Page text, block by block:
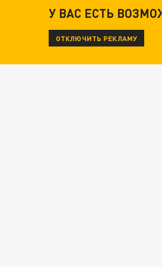
ТЕХНОФАШИСТЫ XXI
"КРОТАМИ" БЫЛИ
У ВАС ЕСТЬ
ОТКЛЮЧИТЬ РЕКЛАМУ